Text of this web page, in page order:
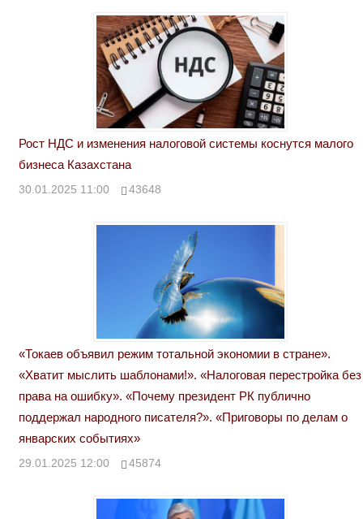
Рост НДС и изменения налоговой системы коснутся малого
бизнеса Казахстана
30.01.2025 11:00 43648
«Токаев объявил режим тотальной экономии в стране».
«Хватит мыслить шаблонами!». «Налоговая перестройка без
права на ошибку». «Почему президент РК публично
поддержал народного писателя?». «Приговоры по делам о
январских событиях»
29.01.2025 12:00 45874